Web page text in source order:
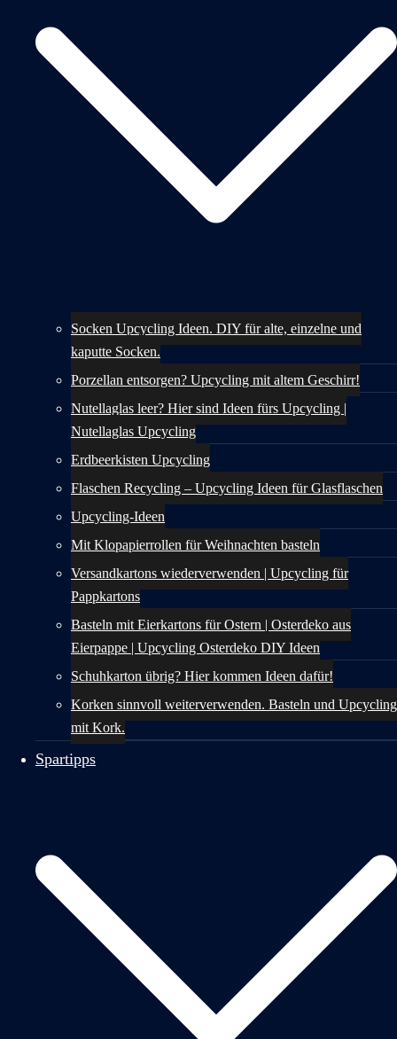
Socken Upcycling Ideen. DIY für alte, einzelne und
kaputte Socken.
Porzellan entsorgen? Upcycling mit altem Geschirr!
Nutellaglas leer? Hier sind Ideen fürs Upcycling |
Nutellaglas Upcycling
Erdbeerkisten Upcycling
Flaschen Recycling – Upcycling Ideen für Glasflaschen
Upcycling-Ideen
Mit Klopapierrollen für Weihnachten basteln
Versandkartons wiederverwenden | Upcycling für
Pappkartons
Basteln mit Eierkartons für Ostern | Osterdeko aus
Eierpappe | Upcycling Osterdeko DIY Ideen
Schuhkarton übrig? Hier kommen Ideen dafür!
Korken sinnvoll weiterverwenden. Basteln und Upcycling
mit Kork.
Spartipps